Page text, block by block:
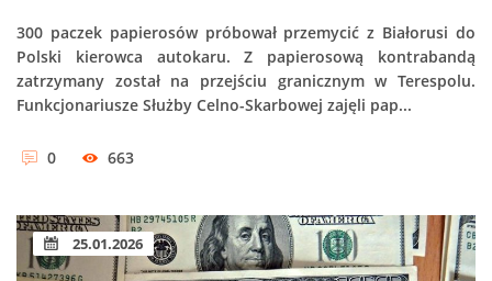
300 paczek papierosów próbował przemycić z Białorusi do
Polski kierowca autokaru. Z papierosową kontrabandą
zatrzymany został na przejściu granicznym w Terespolu.
Funkcjonariusze Służby Celno-Skarbowej zajęli pap...
0 663
25.01.2026